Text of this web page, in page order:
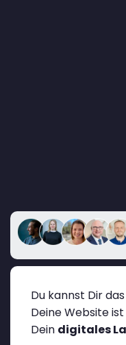
Du kannst Dir
Deine Website
Dein digitales